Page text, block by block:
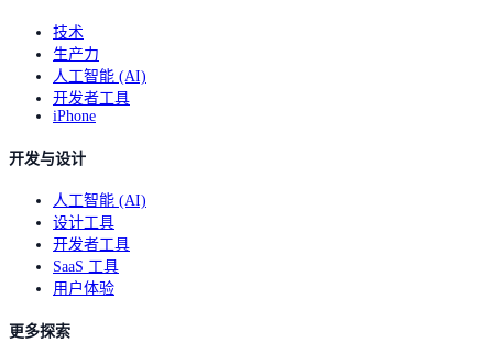
技术
生产力
人工智能 (AI)
开发者工具
iPhone
开发与设计
人工智能 (AI)
设计工具
开发者工具
SaaS 工具
用户体验
更多探索